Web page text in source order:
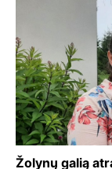
Žolynų galią